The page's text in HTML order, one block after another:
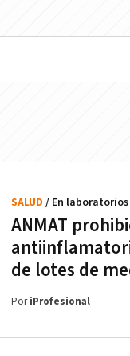
ANMAT
de lotes de
SALUD / En laboratorios
PoriProfesional